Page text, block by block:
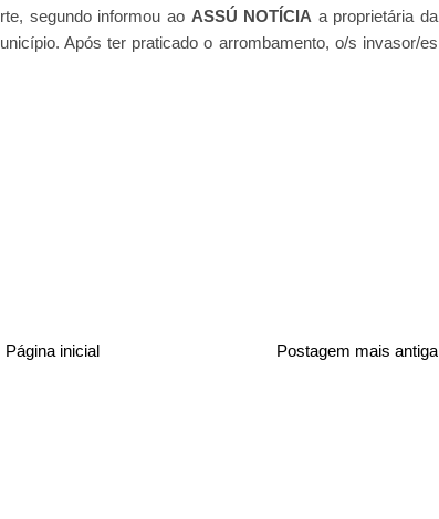
segundo informou ao ASSÚ NOTÍCIA a proprietária da
Após ter praticado o arrombamento, o/s invasor/es
Postagem mais antiga
Página inicial